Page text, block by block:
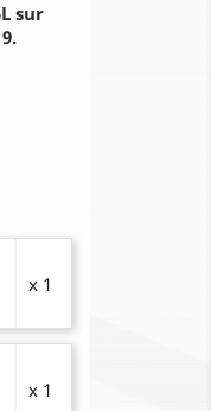
sur
x 1
x 1